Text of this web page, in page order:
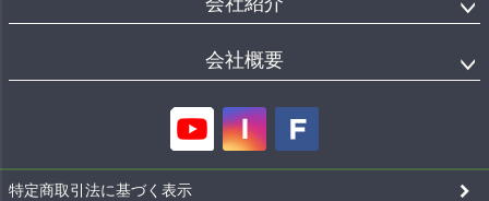
会社概要
特定商取引法に基づく表示